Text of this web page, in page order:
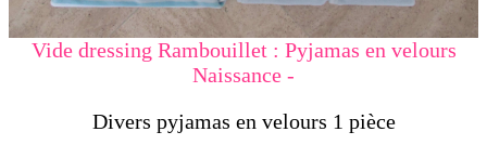
Vide dressing Rambouillet : Pyjamas en velours
Naissance -
Divers pyjamas en velours 1 pièce